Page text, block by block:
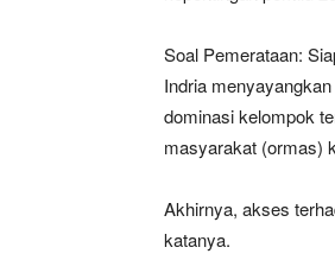
Soal Pemerataan:
Indria
dominasi kelompok
masyarakat (ormas)
Akhirnya, akses
katanya.